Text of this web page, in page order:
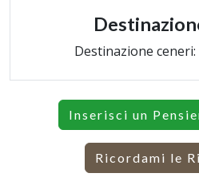
Destinazione ceneri:
Inserisci un
Ricordami le